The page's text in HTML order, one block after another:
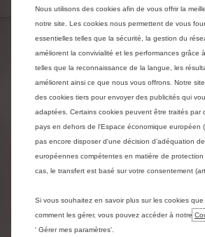
Nous utilisons des cookies afin de vous offrir la
notre site. Les cookies nous permettent de vous
essentielles telles que la sécurité, la gestion du
améliorent la convivialité et les performances grâce
telles que la reconnaissance de la langue, les
améliorent ainsi ce que nous vous offrons. Notre
des cookies tiers pour envoyer des publicités qui
adaptées. Certains cookies peuvent être traités par
pays en dehors de l'Espace économique européen
pas encore disposer d'une décision d'adéquation
européennes compétentes en matière de
cas, le transfert est basé sur votre consentement
Si vous souhaitez en savoir plus sur les cookies
comment les gérer, vous pouvez accéder à notre
' Gérer mes paramètres'.